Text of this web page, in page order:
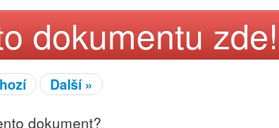
dokumentu zde!
Další »
dokument?